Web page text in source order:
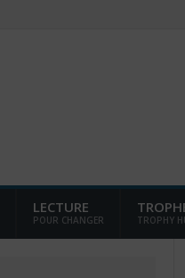
LECTURE
POUR CHANGER TROPHY